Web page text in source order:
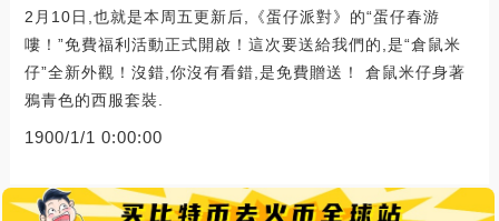
2月10日,也就是本周五更新后,《蛋仔派對》的“蛋仔春游
嘍！”免費福利活動正式開啟！這次要送給我們的,是“倉鼠米
仔”全新外觀！沒錯,你沒有看錯,是免費贈送！ 倉鼠米仔身著
鴉青色的西服套裝.
1900/1/1 0:00:00